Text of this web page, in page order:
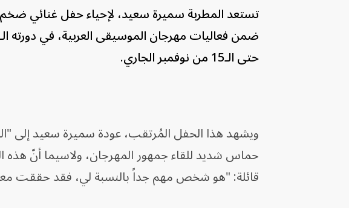
تستعد المطربة سميرة سعيد، لإحياء حفل غنائي ضخم،
حتى الـ15 من نوفمبر الجاري.
حماس شديد للقاء جمهور المهرجان، ولاسيما أنّ هذه
قائلة: "هو شخص مهم جداً بالنسبة لي، فقد حققت